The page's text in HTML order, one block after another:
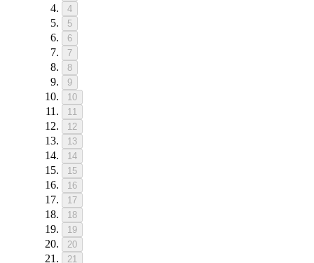
4
5
6
7
8
9
10
11
12
13
14
15
16
17
18
19
20
21